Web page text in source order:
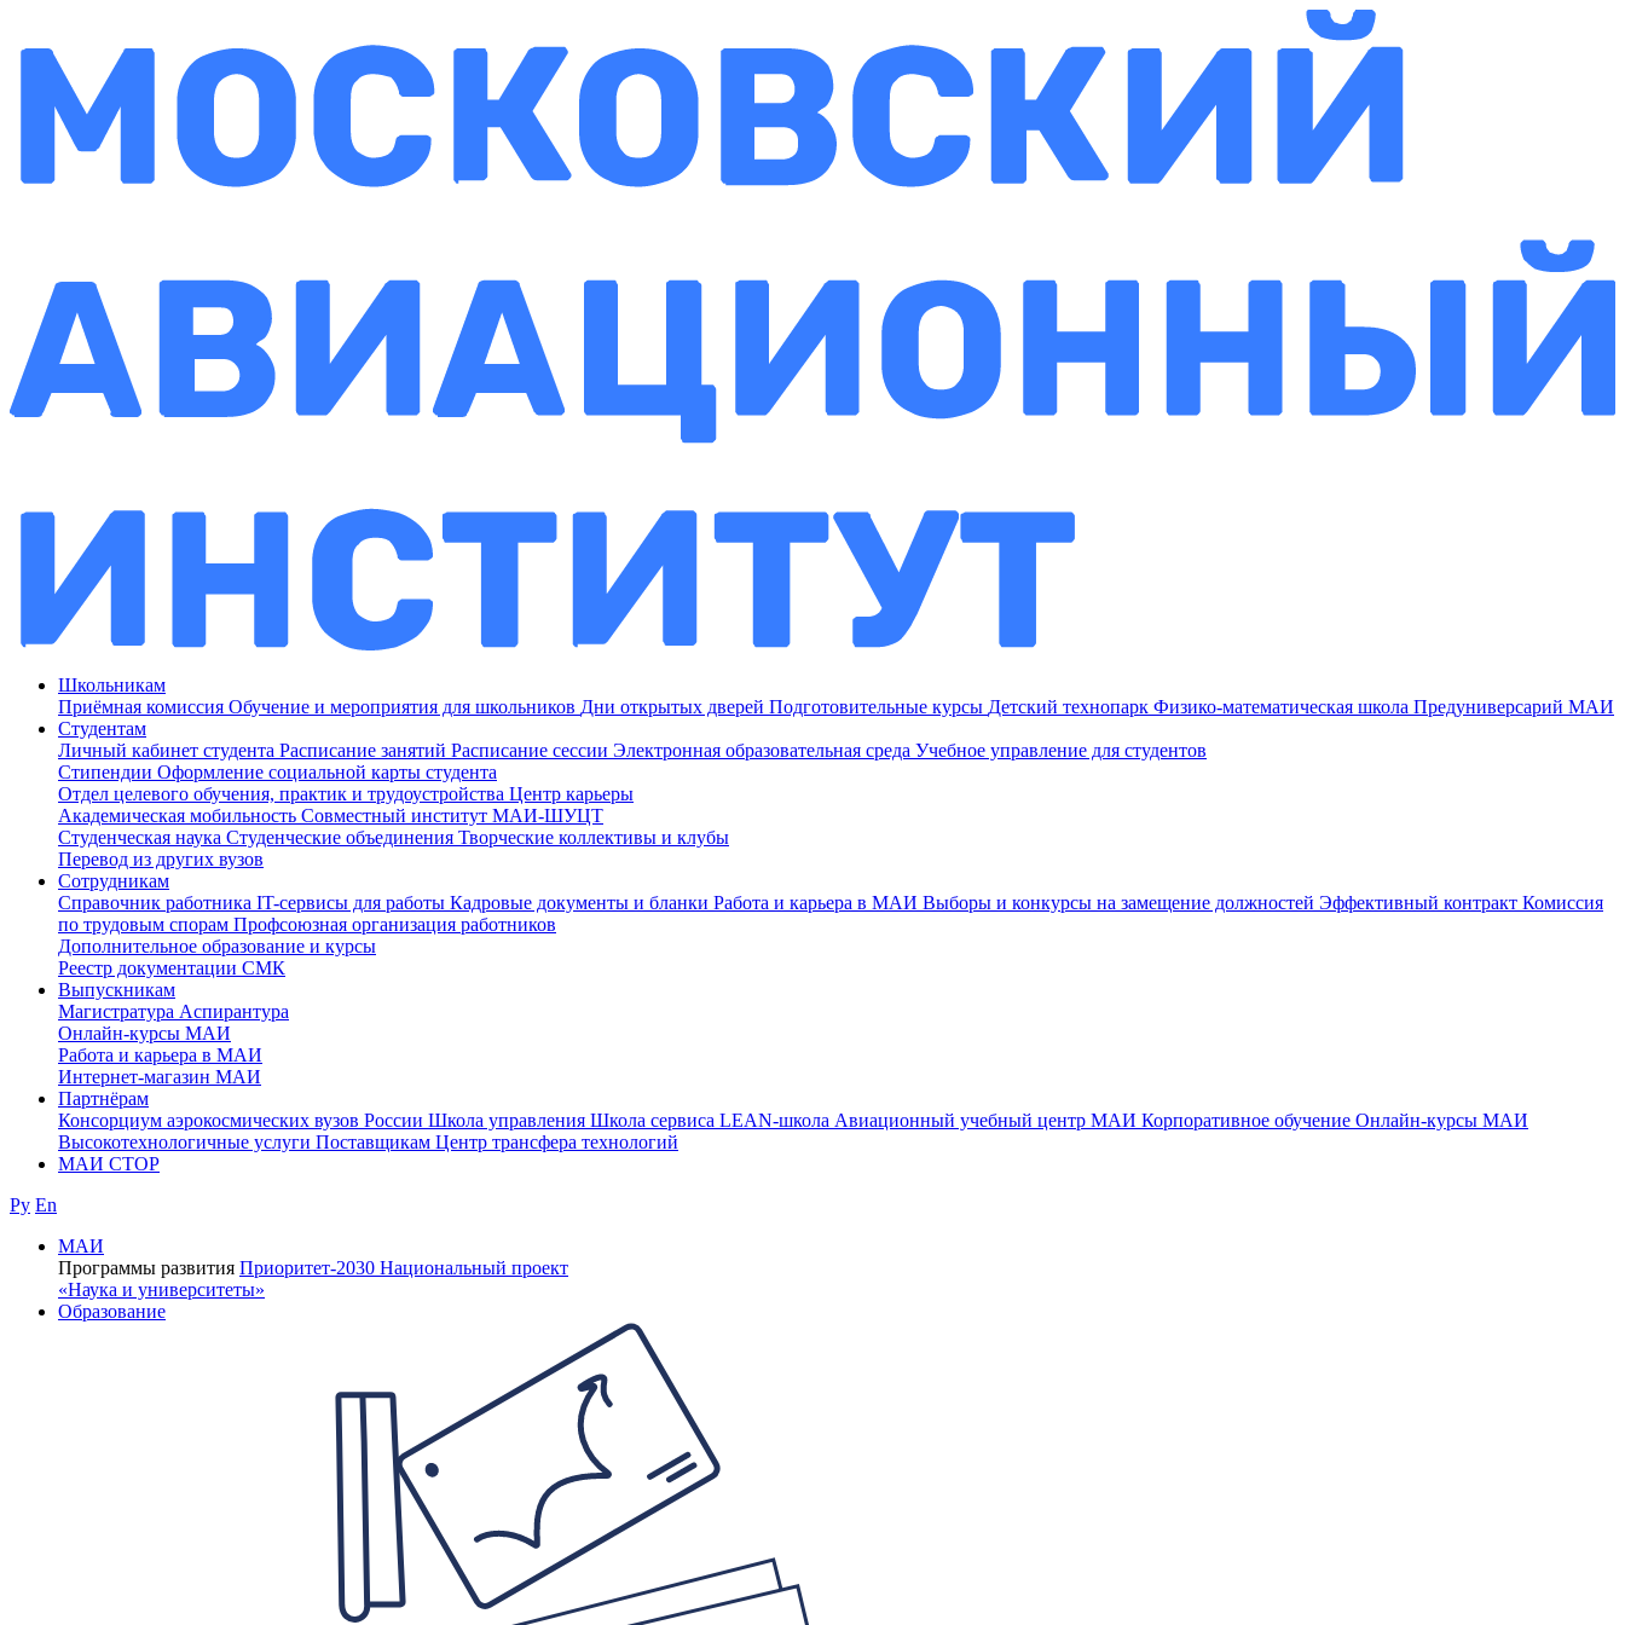
Школьникам
Приёмная комиссия Обучение и мероприятия для школьников Дни открытых дверей Подготовительные курсы Детский технопарк Физико-математическая школа Предуниверсарий МАИ
Студентам
Личный кабинет студента Расписание занятий Расписание сессии Электронная образовательная среда Учебное управление для студентов
Стипендии Оформление социальной карты студента
Отдел целевого обучения, практик и трудоустройства Центр карьеры
Академическая мобильность Совместный институт МАИ-ШУЦТ
Студенческая наука Студенческие объединения Творческие коллективы и клубы
Перевод из других вузов
Сотрудникам
Cправочник работника IT-сервисы для работы Кадровые документы и бланки Работа и карьера в МАИ Выборы и конкурсы на замещение должностей Эффективный контракт Комиссия
по трудовым спорам Профсоюзная организация работников
Дополнительное образование и курсы
Реестр документации СМК
Выпускникам
Магистратура Аспирантура
Онлайн-курсы МАИ
Работа и карьера в МАИ
Интернет-магазин МАИ
Партнёрам
Консорциум аэрокосмических вузов России Школа управления Школа сервиса LEAN-школа Авиационный учебный центр МАИ Корпоративное обучение Онлайн-курсы МАИ
Высокотехнологичные услуги Поставщикам Центр трансфера технологий
МАИ СТОР
Ру En
МАИ
Программы развития Приоритет-2030 Национальный проект
«Наука и университеты»
Образование